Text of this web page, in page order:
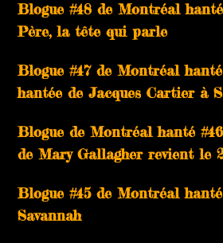
Blogue #48 de Montréal
Père, la tête qui parle
Blogue #47 de Montréal
hantée de Jacques Cartier à
Blogue de Montréal hanté
de Mary Gallagher revient le
Blogue #45 de Montréal
Savannah